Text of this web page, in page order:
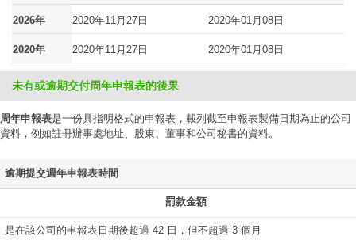
2026年 2020年11月27日 2020年01月08日
2020年 2020年11月27日 2020年01月08日
未有或逾期交付周年申報表的後果
周年申報表是一份具指明格式的申報表，載列截至申報表製備日期為止的公司
資料，例如註冊辦事處地址、股東、董事和公司秘書的資料。
逾期提交週年申報表時間
罰款金額
是在該公司的申報表日期後超過 42 日，但不超過 3 個月